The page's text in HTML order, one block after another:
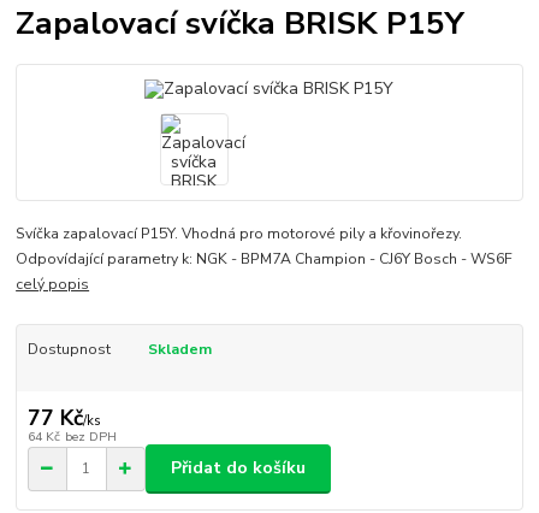
Zapalovací svíčka BRISK P15Y
Svíčka zapalovací P15Y. Vhodná pro motorové pily a křovinořezy.
Odpovídající parametry k: NGK - BPM7A Champion - CJ6Y Bosch - WS6F
celý popis
Dostupnost Skladem
77 Kč/ks
64 Kč bez DPH
Přidat do košíku